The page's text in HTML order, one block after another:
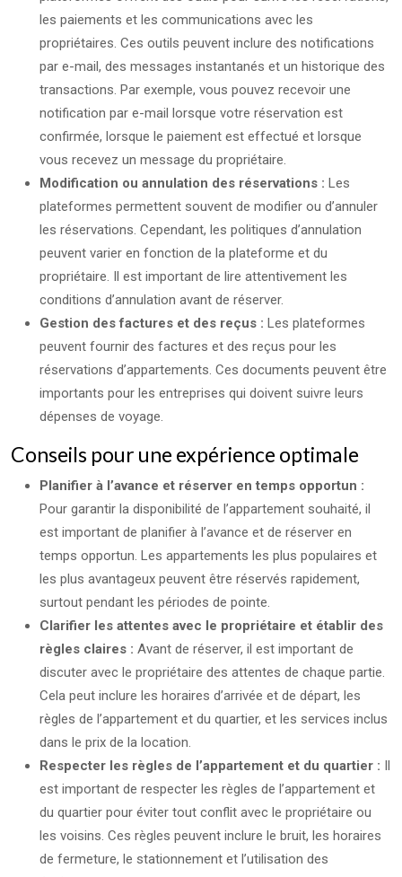
les paiements et les communications avec les
propriétaires. Ces outils peuvent inclure des notifications
par e-mail, des messages instantanés et un historique des
transactions. Par exemple, vous pouvez recevoir une
notification par e-mail lorsque votre réservation est
confirmée, lorsque le paiement est effectué et lorsque
vous recevez un message du propriétaire.
Modification ou annulation des réservations : Les
plateformes permettent souvent de modifier ou d’annuler
les réservations. Cependant, les politiques d’annulation
peuvent varier en fonction de la plateforme et du
propriétaire. Il est important de lire attentivement les
conditions d’annulation avant de réserver.
Gestion des factures et des reçus : Les plateformes
peuvent fournir des factures et des reçus pour les
réservations d’appartements. Ces documents peuvent être
importants pour les entreprises qui doivent suivre leurs
dépenses de voyage.
Conseils pour une expérience optimale
Planifier à l’avance et réserver en temps opportun :
Pour garantir la disponibilité de l’appartement souhaité, il
est important de planifier à l’avance et de réserver en
temps opportun. Les appartements les plus populaires et
les plus avantageux peuvent être réservés rapidement,
surtout pendant les périodes de pointe.
Clarifier les attentes avec le propriétaire et établir des
règles claires : Avant de réserver, il est important de
discuter avec le propriétaire des attentes de chaque partie.
Cela peut inclure les horaires d’arrivée et de départ, les
règles de l’appartement et du quartier, et les services inclus
dans le prix de la location.
Respecter les règles de l’appartement et du quartier : Il
est important de respecter les règles de l’appartement et
du quartier pour éviter tout conflit avec le propriétaire ou
les voisins. Ces règles peuvent inclure le bruit, les horaires
de fermeture, le stationnement et l’utilisation des